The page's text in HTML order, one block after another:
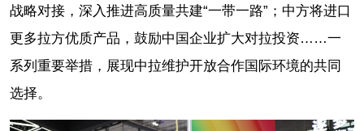
战略对接，深入推进高质量共建“一带一路”；中方将进口
更多拉方优质产品，鼓励中国企业扩大对拉投资……一
系列重要举措，展现中拉维护开放合作国际环境的共同
选择。